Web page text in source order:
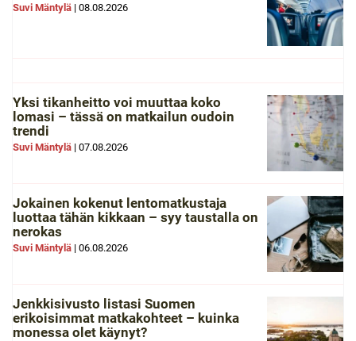
Suvi Mäntylä | 08.08.2026
Yksi tikanheitto voi muuttaa koko
lomasi – tässä on matkailun oudoin
trendi
Suvi Mäntylä | 07.08.2026
Jokainen kokenut lentomatkustaja
luottaa tähän kikkaan – syy taustalla on
nerokas
Suvi Mäntylä | 06.08.2026
Jenkkisivusto listasi Suomen
erikoisimmat matkakohteet – kuinka
monessa olet käynyt?